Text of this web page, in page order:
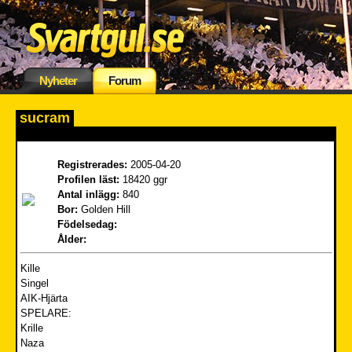
Nyheter Forum
sucram
Registrerades: 2005-04-20
Profilen läst: 18420 ggr
Antal inlägg: 840
Bor: Golden Hill
Födelsedag:
Ålder:
Kille
Singel
AIK-Hjärta
SPELARE:
Krille
Naza